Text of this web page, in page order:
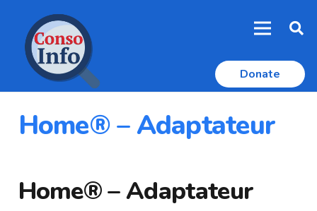
Donate
Home® – Adaptateur
Home® – Adaptateur